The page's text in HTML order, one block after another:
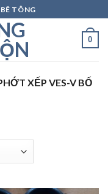
TÔNG
0
XẾP VES-V BỐ